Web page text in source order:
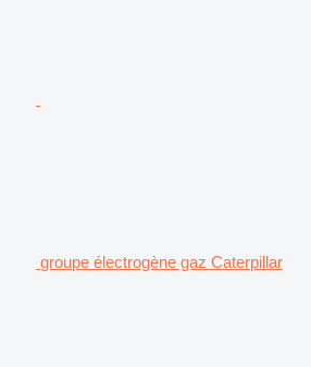
groupe électrogène gaz Caterpillar